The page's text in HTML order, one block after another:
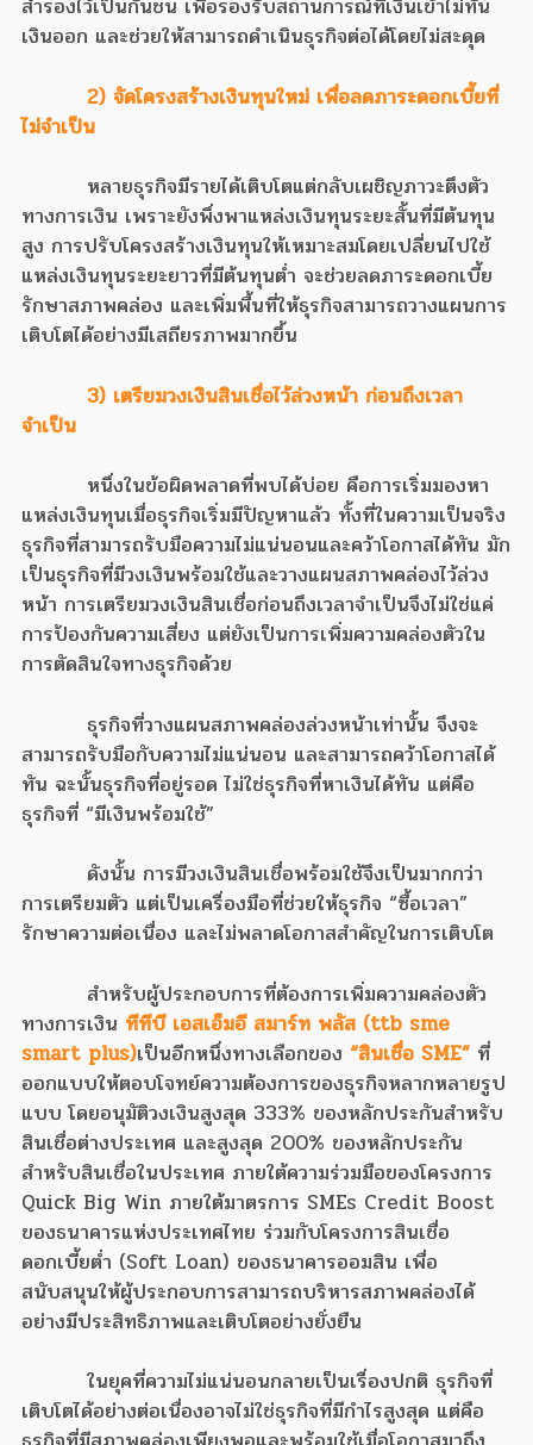
สำรองไว้เป็นกันชน เพื่อรองรับสถานการณ์ที่เงินเข้าไม่ทัน
เงินออก และช่วยให้สามารถดำเนินธุรกิจต่อได้โดยไม่สะดุด
2) จัดโครงสร้างเงินทุนใหม่ เพื่อลดภาระดอกเบี้ยที่
ไม่จำเป็น
หลายธุรกิจมีรายได้เติบโตแต่กลับเผชิญภาวะตึงตัว
ทางการเงิน เพราะยังพึ่งพาแหล่งเงินทุนระยะสั้นที่มีต้นทุน
สูง การปรับโครงสร้างเงินทุนให้เหมาะสมโดยเปลี่ยนไปใช้
แหล่งเงินทุนระยะยาวที่มีต้นทุนต่ำ จะช่วยลดภาระดอกเบี้ย
รักษาสภาพคล่อง และเพิ่มพื้นที่ให้ธุรกิจสามารถวางแผนการ
เติบโตได้อย่างมีเสถียรภาพมากขึ้น
3) เตรียมวงเงินสินเชื่อไว้ล่วงหน้า ก่อนถึงเวลา
จำเป็น
หนึ่งในข้อผิดพลาดที่พบได้บ่อย คือการเริ่มมองหา
แหล่งเงินทุนเมื่อธุรกิจเริ่มมีปัญหาแล้ว ทั้งที่ในความเป็นจริง
ธุรกิจที่สามารถรับมือความไม่แน่นอนและคว้าโอกาสได้ทัน มัก
เป็นธุรกิจที่มีวงเงินพร้อมใช้และวางแผนสภาพคล่องไว้ล่วง
หน้า การเตรียมวงเงินสินเชื่อก่อนถึงเวลาจำเป็นจึงไม่ใช่แค่
การป้องกันความเสี่ยง แต่ยังเป็นการเพิ่มความคล่องตัวใน
การตัดสินใจทางธุรกิจด้วย
ธุรกิจที่วางแผนสภาพคล่องล่วงหน้าเท่านั้น จึงจะ
สามารถรับมือกับความไม่แน่นอน และสามารถคว้าโอกาสได้
ทัน ฉะนั้นธุรกิจที่อยู่รอด ไม่ใช่ธุรกิจที่หาเงินได้ทัน แต่คือ
ธุรกิจที่ “มีเงินพร้อมใช้”
ดังนั้น การมีวงเงินสินเชื่อพร้อมใช้จึงเป็นมากกว่า
การเตรียมตัว แต่เป็นเครื่องมือที่ช่วยให้ธุรกิจ “ซื้อเวลา”
รักษาความต่อเนื่อง และไม่พลาดโอกาสสำคัญในการเติบโต
สำหรับผู้ประกอบการที่ต้องการเพิ่มความคล่องตัว
ทางการเงิน ทีทีบี เอสเอ็มอี สมาร์ท พลัส (ttb sme
smart plus)เป็นอีกหนึ่งทางเลือกของ “สินเชื่อ SME” ที่
ออกแบบให้ตอบโจทย์ความต้องการของธุรกิจหลากหลายรูป
แบบ โดยอนุมัติวงเงินสูงสุด 333% ของหลักประกันสำหรับ
สินเชื่อต่างประเทศ และสูงสุด 200% ของหลักประกัน
สำหรับสินเชื่อในประเทศ ภายใต้ความร่วมมือของโครงการ
Quick Big Win ภายใต้มาตรการ SMEs Credit Boost
ของธนาคารแห่งประเทศไทย ร่วมกับโครงการสินเชื่อ
ดอกเบี้ยต่ำ (Soft Loan) ของธนาคารออมสิน เพื่อ
สนับสนุนให้ผู้ประกอบการสามารถบริหารสภาพคล่องได้
อย่างมีประสิทธิภาพและเติบโตอย่างยั่งยืน
ในยุคที่ความไม่แน่นอนกลายเป็นเรื่องปกติ ธุรกิจที่
เติบโตได้อย่างต่อเนื่องอาจไม่ใช่ธุรกิจที่มีกำไรสูงสุด แต่คือ